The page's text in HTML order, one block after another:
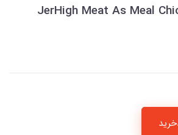
JerHigh Meat As Meal